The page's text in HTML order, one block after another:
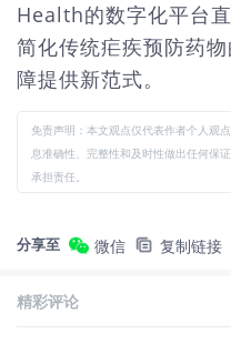
Health的数字化平台
简化传统疟疾预防药
障提供新范式。
免责声明：本文观点仅代表作者个人观
息准确性、完整性和及时性做出任何保
承担责任。
分享至 微信 复制链接
精彩评论